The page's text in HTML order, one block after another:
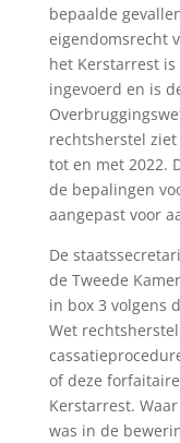
bepaalde
eigendomsrecht
het Kerstarrest
ingevoerd en is
rechtsherstel
tot en met 2022.
de bepalingen
aangepast voor
De
de Tweede
in box 3 volgens
Wet
of deze
Kerstarrest.
was in de